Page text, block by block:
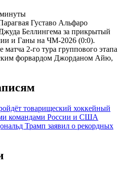
Густаво Альфаро
Беллингема за прикрытый
и Ганы на ЧМ-2026 (0:0).
2-го тура группового этапа
форвардом Джорданом Айю,
товарищеский хоккейный
командами России и США
Трамп заявил о рекордных